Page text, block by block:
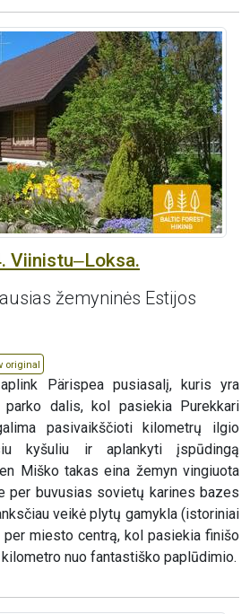
Viinistu‒Loksa.
žemyninės Estijos
original
Pärispea pusiasalį, kuris yra
parko dalis, kol pasiekia Purekkari
pasivaikščioti kilometrų ilgio
kyšuliu ir aplankyti įspūdingą
Miško takas eina žemyn vingiuota
per buvusias sovietų karines bazes
veikė plytų gamykla (istoriniai
miesto centrą, kol pasiekia finišo
nuo fantastiško paplūdimio.